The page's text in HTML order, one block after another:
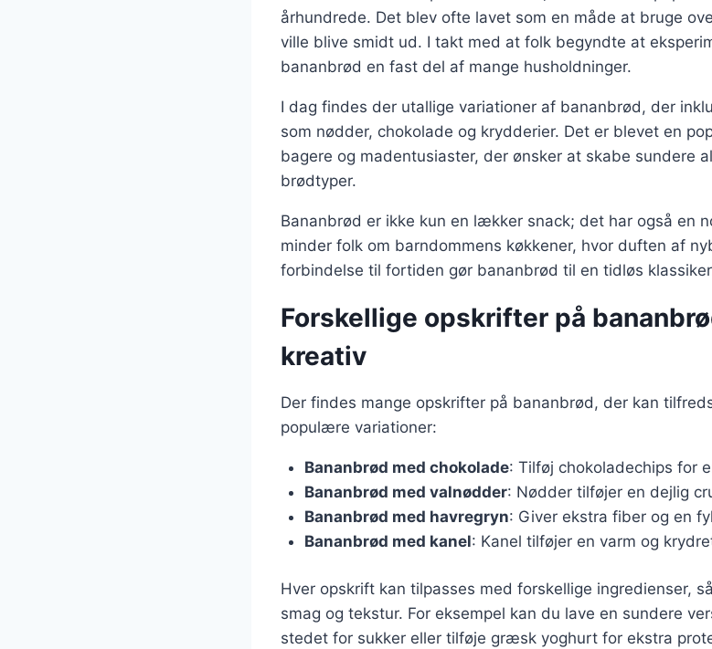
århundrede. Det blev ofte lavet som en måde at bruge
ville blive smidt ud. I takt med at folk begyndte at
bananbrød en fast del af mange husholdninger.
I dag findes der utallige variationer af bananbrød, der
som nødder, chokolade og krydderier. Det er blevet en
bagere og madentusiaster, der ønsker at skabe sundere
brødtyper.
Bananbrød er ikke kun en lækker snack; det har også en
minder folk om barndommens køkkener, hvor duften af
forbindelse til fortiden gør bananbrød til en tidløs
Forskellige opskrifter på
kreativ
Der findes mange opskrifter på bananbrød, der kan
populære variationer:
Bananbrød med chokolade: Tilføj chokoladechips for
Bananbrød med valnødder: Nødder tilføjer en dejlig
Bananbrød med havregryn: Giver ekstra fiber og en
Bananbrød med kanel: Kanel tilføjer en varm og
Hver opskrift kan tilpasses med forskellige ingredienser,
smag og tekstur. For eksempel kan du lave en sundere
stedet for sukker eller tilføje græsk yoghurt for ekstra